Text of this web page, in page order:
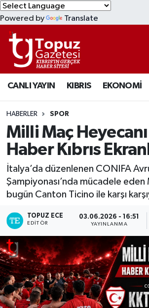
Powered by Translate
CANLI YAYIN KIBRIS EKONOMİ
HABERLER SPOR
Milli Maç
Haber Kıbrıs
İtalya’da düzenlenen CONIFA
Şampiyonası’nda mücadele eden
bugün Canton Ticino ile karşı
TOPUZ ECE
EDITÖR
03.06.2026 - 16:51
YAYINLANMA
KIBRIS
DÜNYA
EKONOMİ
MAGAZİN
SAĞLIK
SPOR
TEKNOLOJİ
TÜRKİYE
Lefkoşa Nöbetçi Eczaneler
Lefkoşa Hava Durumu
Lefkoşa Trafik Yoğunluk
Süper Lig Puan Durumu ve
Tüm Manşetler
Son Dakika Haberleri
Haber Arşivi